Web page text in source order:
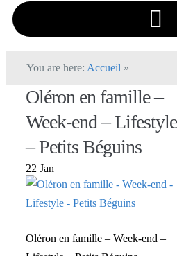
You are here: Accueil »
Oléron en famille –
Week-end – Lifestyle
– Petits Béguins
22 Jan
Oléron en famille – Week-end –